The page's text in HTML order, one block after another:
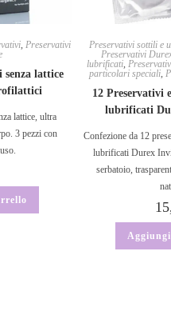
, Preservativi
lattice
lattice, ultra
3 pezzi con
Preservativi sottili e
Preservativi
lubrificati,
particolari speciali,
12 Preservativi
lubrificati
Confezione da 12
lubrificati Durex
serbatoio,